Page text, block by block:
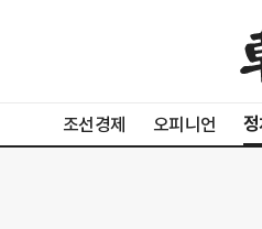
조선경제 오피니언 정